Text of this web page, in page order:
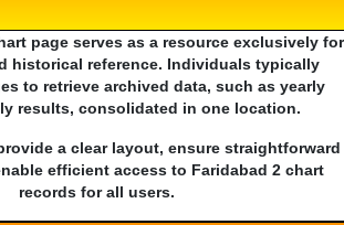
page serves as a resource exclusively for
historical reference. Individuals typically
to retrieve archived data, such as yearly
results, consolidated in one location.
a clear layout, ensure straightforward
efficient access to Faridabad 2 chart
records for all users.